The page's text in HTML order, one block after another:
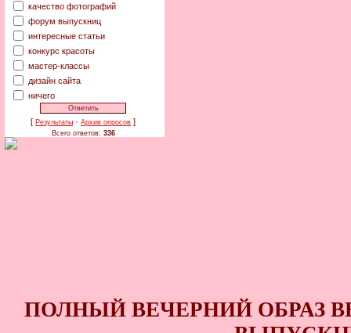
качество фотографий
форум выпускниц
интересные статьи
конкурс красоты
мастер-классы
дизайн сайта
ничего
[ Результаты · Архив опросов ]
Всего ответов: 336
ПОЛНЫЙ ВЕЧЕРНИЙ ОБРАЗ